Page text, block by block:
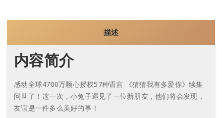
描述
内容简介
感动全球4700万颗心授权57种语言 《猜猜我有多爱你》续集
问世了！这一次，小兔子遇见了一位新朋友，他们将会发现，
友谊是一件多么美好的事！